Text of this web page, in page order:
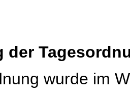
der
wurde im